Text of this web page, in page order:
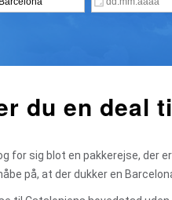
du en deal
for sig blot en pakkerejse,
på, at der dukker en